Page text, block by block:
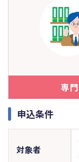
申込条件
対象者